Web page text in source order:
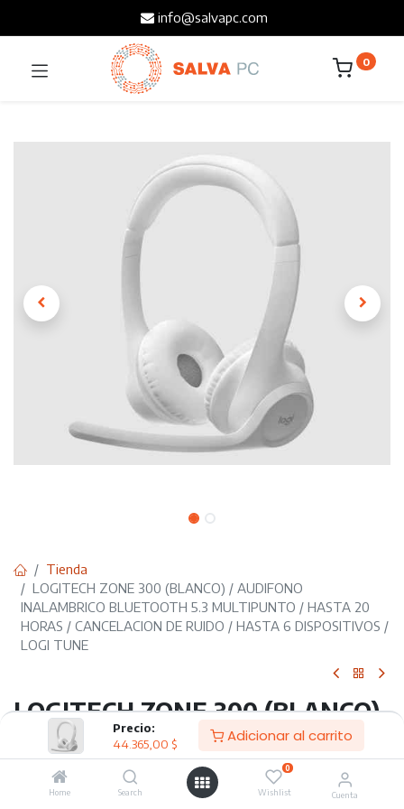
Precio:
44.365,00 $ Adicionar al carrito
Home Search
0
Wishlist Cuenta
info@salvapc.com
0
Tienda
LOGITECH ZONE 300 (BLANCO) / AUDIFONO
INALAMBRICO BLUETOOTH 5.3 MULTIPUNTO / HASTA 20
HORAS / CANCELACION DE RUIDO / HASTA 6 DISPOSITIVOS /
LOGI TUNE
LOGITECH ZONE 300 (BLANCO)
/ AUDIFONO INALAMBRICO
BLUETOOTH 5.3 MULTIPUNTO /